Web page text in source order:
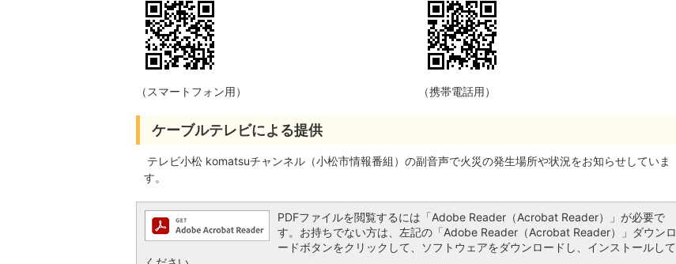
（スマートフォン用） （携帯電話用）
ケーブルテレビによる提供
テレビ小松 komatsuチャンネル（小松市情報番組）の副音声で火災の発生場所や状況をお知らせしていま
す。
PDFファイルを閲覧するには「Adobe Reader（Acrobat Reader）」が必要で
す。お持ちでない方は、左記の「Adobe Reader（Acrobat Reader）」ダウンロ
ードボタンをクリックして、ソフトウェアをダウンロードし、インストールして